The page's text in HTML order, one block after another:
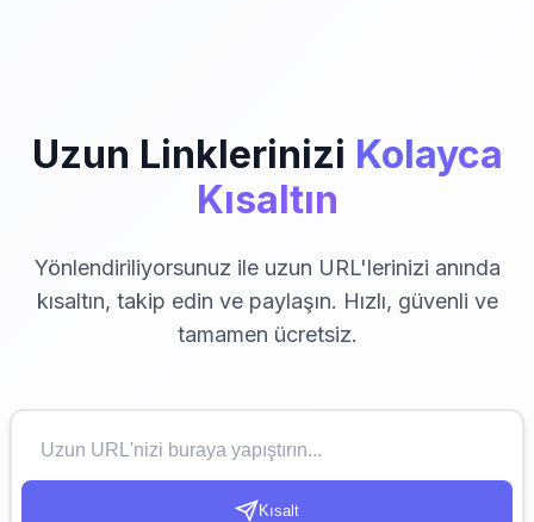
Uzun Linklerinizi Kolayca
Kısaltın
Yönlendiriliyorsunuz ile uzun URL'lerinizi anında
kısaltın, takip edin ve paylaşın. Hızlı, güvenli ve
tamamen ücretsiz.
Kısalt